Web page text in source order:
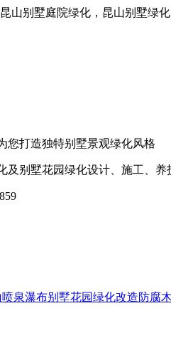
山别墅庭院绿化，昆山别墅绿
您打造独特别墅景观绿化风格
及别墅花园绿化设计、施工、养
泉瀑布别墅花园绿化改造防腐